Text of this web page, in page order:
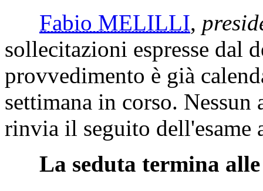
Fabio MELILLI,
sollecitazioni espresse dal
provvedimento è già
settimana in corso.
rinvia il seguito dell'esame
La seduta termina